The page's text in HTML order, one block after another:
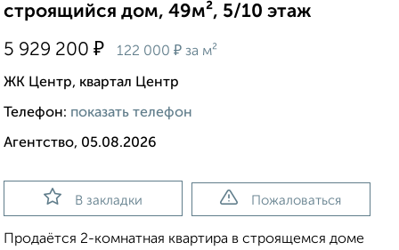
строящийся дом, 49м², 5/10 этаж
5 929 200 ₽ 122 000 ₽ за м²
ЖК Центр, квартал Центр
Телефон: показать телефон
Агентство, 05.08.2026
В закладки Пожаловаться
Продаётся 2-комнатная квартира в строящемся доме